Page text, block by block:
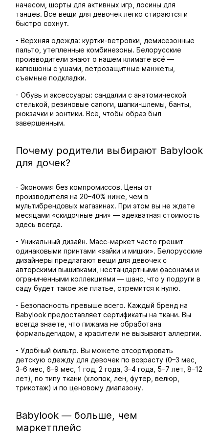
начесом, шорты для активных игр, лосины для
танцев. Все вещи для девочек легко стираются и
быстро сохнут.
- Верхняя одежда: куртки-ветровки, демисезонные
пальто, утепленные комбинезоны. Белорусские
производители знают о нашем климате всё —
капюшоны с ушами, ветрозащитные манжеты,
съемные подкладки.
- Обувь и аксессуары: сандалии с анатомической
стелькой, резиновые сапоги, шапки-шлемы, банты,
рюкзачки и зонтики. Всё, чтобы образ был
завершенным.
Почему родители выбирают Babylook
для дочек?
- Экономия без компромиссов. Цены от
производителя на 20–40% ниже, чем в
мультибрендовых магазинах. При этом вы не ждете
месяцами «скидочные дни» — адекватная стоимость
здесь всегда.
- Уникальный дизайн. Масс-маркет часто грешит
одинаковыми принтами «зайки и мишки». Белорусские
дизайнеры предлагают вещи для девочек с
авторскими вышивками, нестандартными фасонами и
ограниченными коллекциями — шанс, что у подруги в
саду будет такое же платье, стремится к нулю.
- Безопасность превыше всего. Каждый бренд на
Babylook предоставляет сертификаты на ткани. Вы
всегда знаете, что пижама не обработана
формальдегидом, а красители не вызывают аллергии.
- Удобный фильтр. Вы можете отсортировать
детскую одежду для девочек по возрасту (0–3 мес,
3–6 мес, 6–9 мес, 1 год, 2 года, 3–4 года, 5–7 лет, 8–12
лет), по типу ткани (хлопок, лен, футер, велюр,
трикотаж) и по ценовому диапазону.
Babylook — больше, чем
маркетплейс